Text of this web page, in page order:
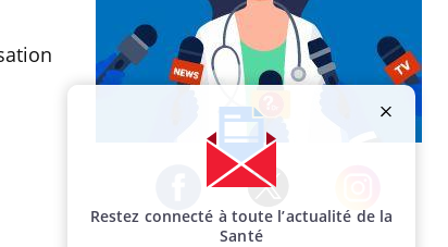
Facebook Twitter Instagram
Restez connecté à toute l’actualité de la
Santé